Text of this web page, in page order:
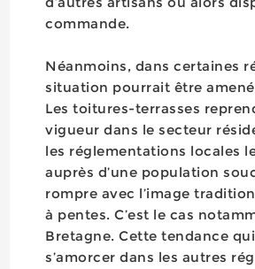
commande.
Néanmoins, dans certaines
situation pourrait être
Les toitures-terrasses
vigueur dans le secteur
les réglementations locales
auprès d’une population
rompre avec l’image
à pentes. C’est le cas
Bretagne. Cette tendance
s’amorcer dans les autres